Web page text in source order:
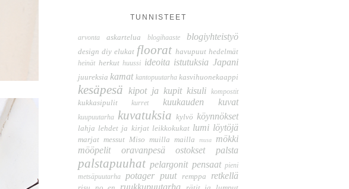
TUNNISTEET
arvonta askartelua blogihaaste blogiyhteistyö
design diy elukat floorat havupuut hedelmät
heinät herkut huussi ideoita istutuksia Japani
juureksia kamat kantopuutarha kasvihuonekaappi
kesäpesä kipot ja kupit kisuli kompostit
kukkasipulit kurret kuukauden kuvat
kuupuutarha kuvatuksia kylvö köynnökset
lahja lehdet ja kirjat leikkokukat lumi löytöjä
marjat messut Miso muilla mailla musa
mökki
mööpelit
oravanpesä ostokset palsta
palstapuuhat pelargonit pensaat pieni
metsäpuutarha
potager puut remppa retkellä
ruukkupuutarha